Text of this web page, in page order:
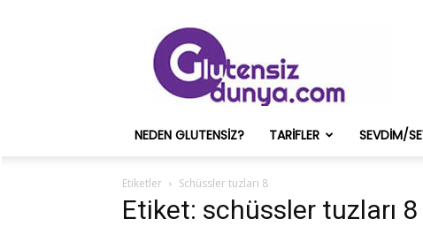
ve
Onun
Sağlık
Deneyimleri
NEDEN GLUTENSIZ? TARIFLER SEVDIM/
Etiketler Schüssler tuzları 8
Etiket: schüssler tuzları 8